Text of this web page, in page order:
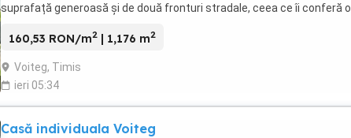
suprafață generoasă și de două fronturi stradale, ceea ce îi conferă o
160,53 RON/m2 | 1,176 m2
Voiteg, Timis
ieri 05:34
Casă individuala Voiteg